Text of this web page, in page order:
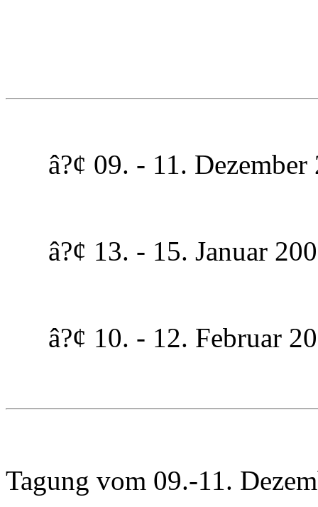
â?¢ 09. - 11. Dezember
â?¢ 13. - 15. Januar
â?¢ 10. - 12. Februar
Tagung vom 09.-11.